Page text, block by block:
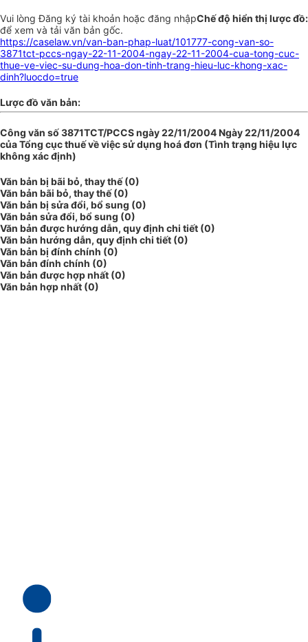
Chế độ hiển thị lược đồ:
Vui lòngĐăng ký tài khoản hoặc đăng nhập
để xem và tải văn bản gốc.
https://caselaw.vn/van-ban-phap-luat/101777-cong-van-so-
3871tct-pccs-ngay-22-11-2004-ngay-22-11-2004-cua-tong-cuc-
thue-ve-viec-su-dung-hoa-don-tinh-trang-hieu-luc-khong-xac-
dinh?luocdo=true
Lược đồ văn bản:
Công văn số 3871TCT/PCCS ngày 22/11/2004 Ngày 22/11/2004
của Tổng cục thuế về việc sử dụng hoá đơn (Tình trạng hiệu lực
không xác định)
Văn bản bị bãi bỏ, thay thế (0)
Văn bản bãi bỏ, thay thế (0)
Văn bản bị sửa đổi, bổ sung (0)
Văn bản sửa đổi, bổ sung (0)
Văn bản được hướng dẫn, quy định chi tiết (0)
Văn bản hướng dẫn, quy định chi tiết (0)
Văn bản bị đính chính (0)
Văn bản đính chính (0)
Văn bản được hợp nhất (0)
Văn bản hợp nhất (0)